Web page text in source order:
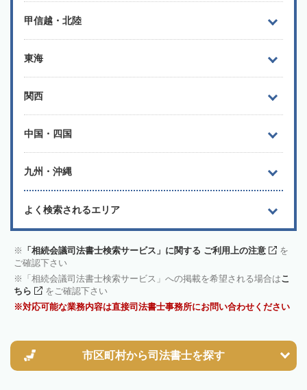
甲信越・北陸
東海
関西
中国・四国
九州・沖縄
よく検索されるエリア
「相続会議司法書士検索サービス」に関する ご利用上の注意
を
ご確認下さい
「相続会議司法書士検索サービス」への掲載を希望される場合はこ
ちら
をご確認下さい
対応可能な業務内容は直接司法書士事務所にお問い合わせください
市区町村から司法書士を探す